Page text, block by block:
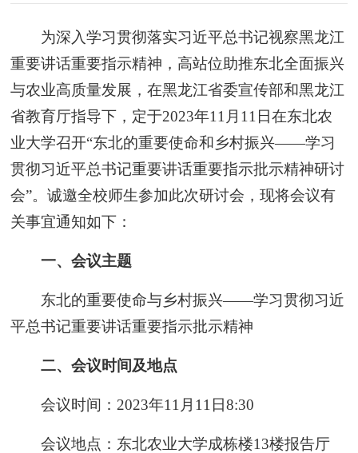
为深入学习贯彻落实习近平总书记视察黑龙江
重要讲话重要指示精神，高站位助推东北全面振兴
与农业高质量发展，在黑龙江省委宣传部和黑龙江
省教育厅指导下，定于2023年11月11日在东北农
业大学召开“东北的重要使命和乡村振兴——学习
贯彻习近平总书记重要讲话重要指示批示精神研讨
会”。诚邀全校师生参加此次研讨会，现将会议有
关事宜通知如下：
一、会议主题
东北的重要使命与乡村振兴——学习贯彻习近
平总书记重要讲话重要指示批示精神
二、会议时间及地点
会议时间：2023年11月11日8:30
会议地点：东北农业大学成栋楼13楼报告厅